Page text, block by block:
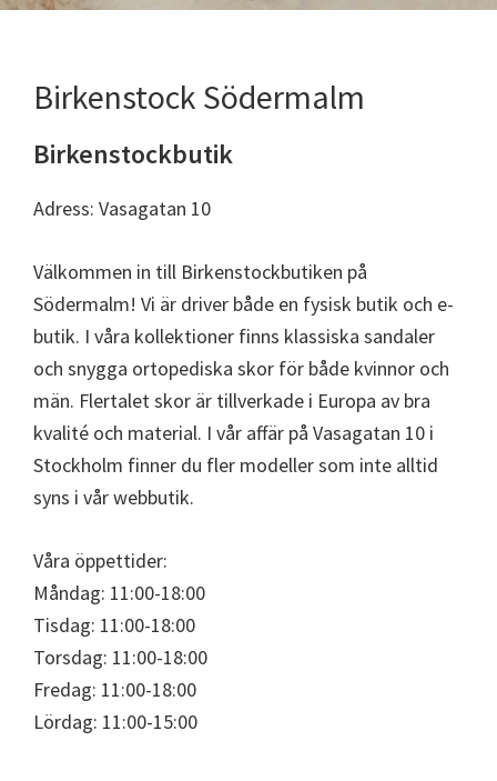
Birkenstock Södermalm
Birkenstockbutik
Adress: Vasagatan 10
Välkommen in till Birkenstockbutiken på
Södermalm! Vi är driver både en fysisk butik och e-
butik. I våra kollektioner finns klassiska sandaler
och snygga ortopediska skor för både kvinnor och
män. Flertalet skor är tillverkade i Europa av bra
kvalité och material. I vår affär på Vasagatan 10 i
Stockholm finner du fler modeller som inte alltid
syns i vår webbutik.
Våra öppettider:
Måndag: 11:00-18:00
Tisdag: 11:00-18:00
Torsdag: 11:00-18:00
Fredag: 11:00-18:00
Lördag: 11:00-15:00